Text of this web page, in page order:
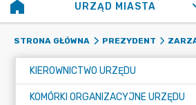
URZĄD MIASTA
STRONA GŁÓWNA PREZYDENT
KIEROWNICTWO URZĘDU
KOMÓRKI ORGANIZACYJNE URZĘDU